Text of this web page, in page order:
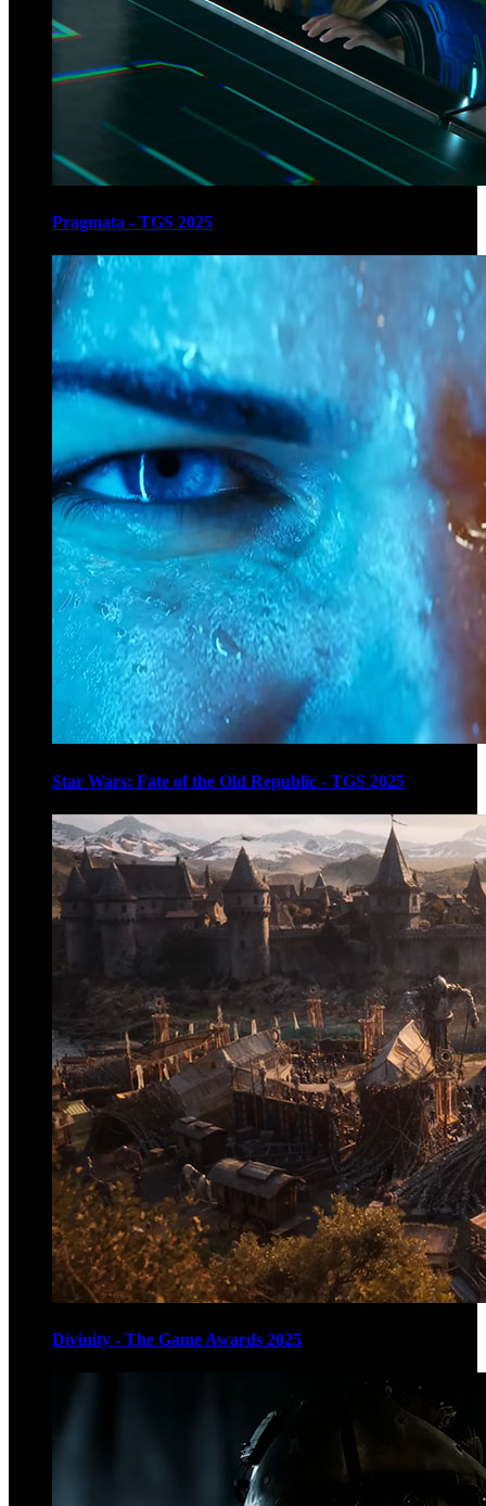
Pragmata - TGS 2025
Star Wars: Fate of the Old Republic - TGS 2025
Divinity - The Game Awards 2025